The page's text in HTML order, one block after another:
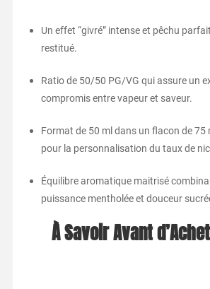
Un effet “givré” intense et pêchu
restitué.
Ratio de 50/50 PG/VG qui assure un
compromis entre vapeur et saveur.
Format de 50 ml dans un flacon de 75
pour la personnalisation du taux de
Équilibre aromatique maitrisé
puissance mentholée et douceur
À Savoir Avant